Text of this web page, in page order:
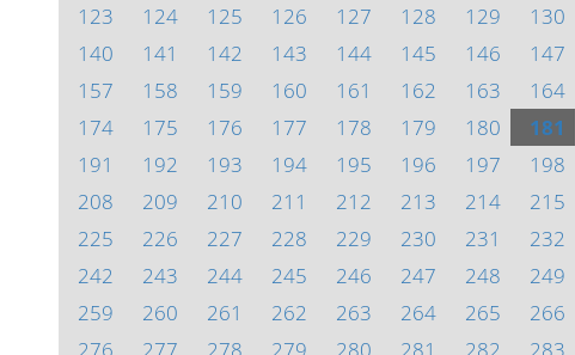
123
124 125 126 127 128 129 130
140
141 142 143 144 145 146 147
157
158 159 160 161 162 163 164
174
175 176 177 178 179 180 181
191
192 193 194 195 196 197 198
208
209 210 211 212 213 214 215
225
226 227 228 229 230 231 232
242
243 244 245 246 247 248 249
259
260 261 262 263 264 265 266